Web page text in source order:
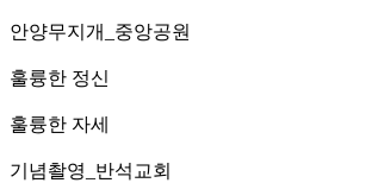
안양무지개_중앙공원
훌륭한 정신
훌륭한 자세
기념촬영_반석교회